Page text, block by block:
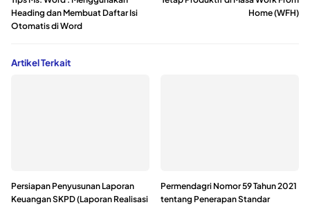
Heading dan Membuat Daftar Isi
Otomatis di Word
Home (WFH)
Artikel Terkait
Persiapan Penyusunan Laporan
Keuangan SKPD (Laporan Realisasi
Permendagri Nomor 59 Tahun 2021
tentang Penerapan Standar